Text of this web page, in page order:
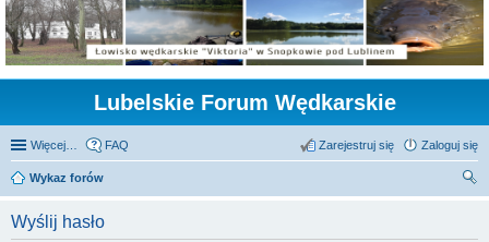
Lubelskie Forum Wędkarskie
Więcej… FAQ Zaloguj się
Zarejestruj się
Wykaz forów
Wyślij hasło